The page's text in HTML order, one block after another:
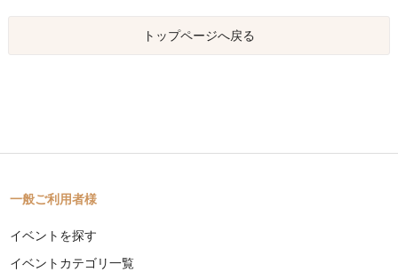
トップページへ戻る
一般ご利用者様
イベントを探す
イベントカテゴリ一覧